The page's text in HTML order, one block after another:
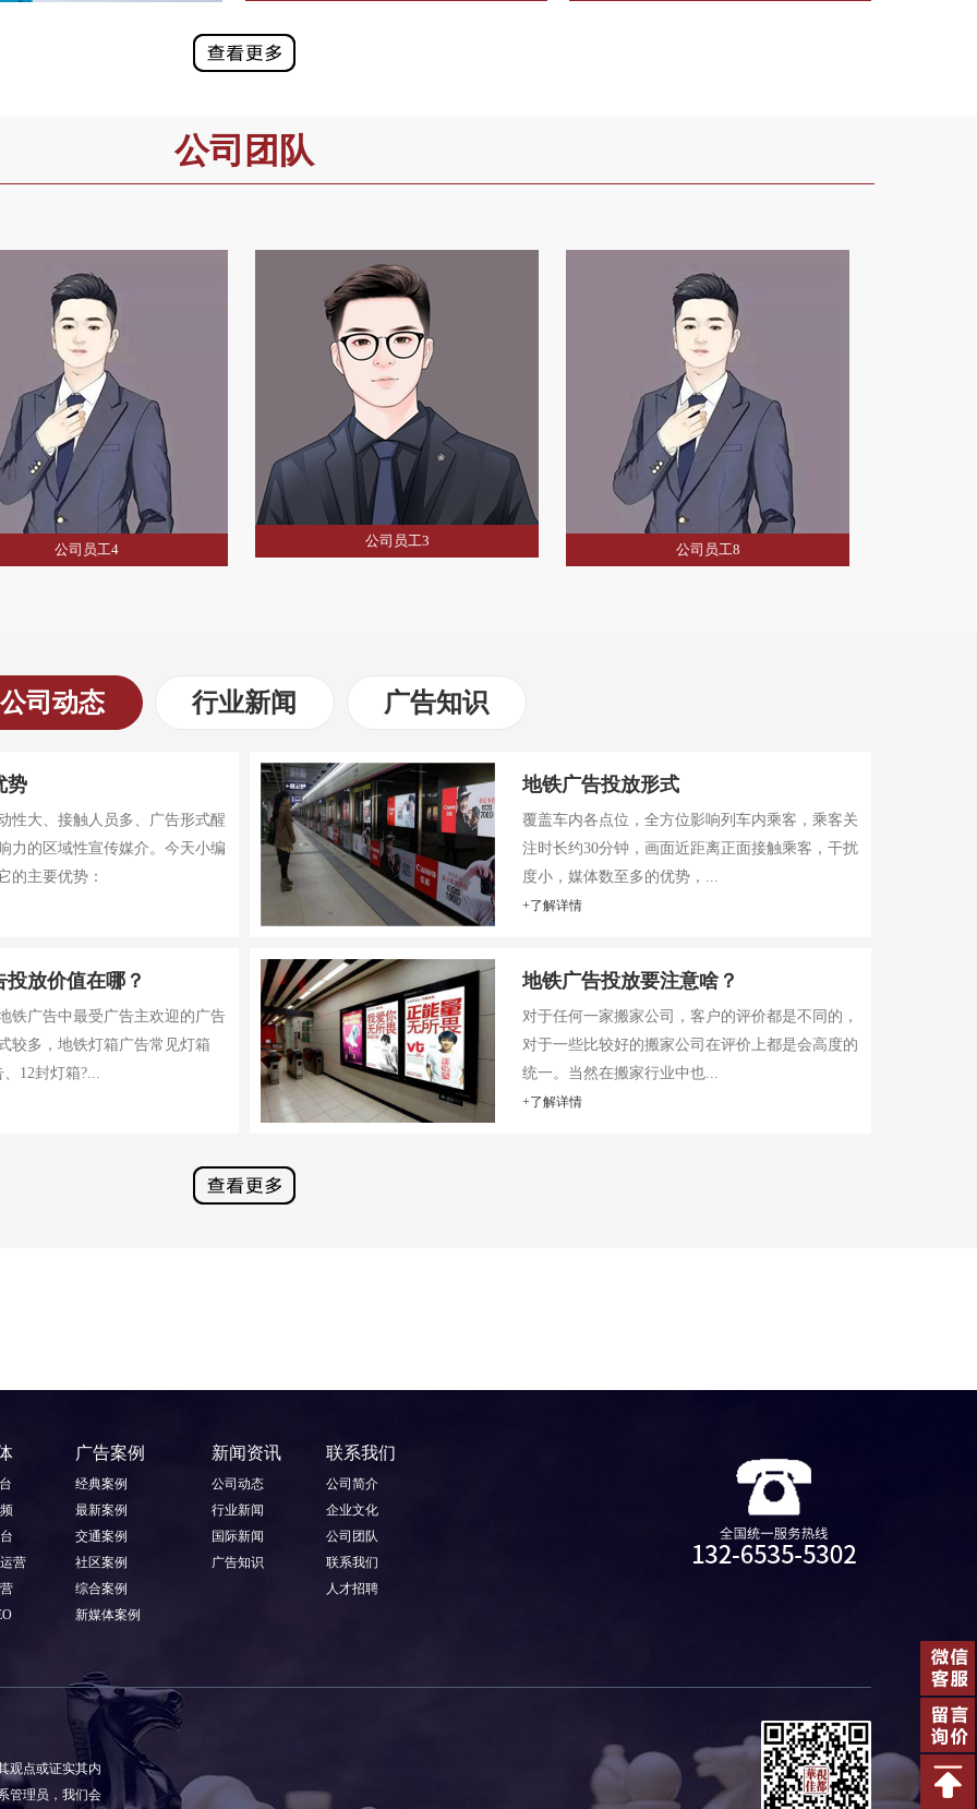
公司团队
公司动态 行业新闻 广告知识
势
性大、接触人员多、广告形式醒
力的区域性宣传媒介。今天小编
的主要优势：
地铁广告投放形式
覆盖车内各点位，全方位影响列车内乘客，乘客关
注时长约30分钟，画面近距离正面接触乘客，干扰
度小，媒体数至多的优势，...
+了解详情
放价值在哪？
铁广告中最受广告主欢迎的广告
较多，地铁灯箱广告常见灯箱
12封灯箱?...
地铁广告投放要注意啥？
对于任何一家搬家公司，客户的评价都是不同的，
对于一些比较好的搬家公司在评价上都是会高度的
统一。当然在搬家行业中也...
+了解详情
营
广告案例
经典案例
最新案例
交通案例
社区案例
综合案例
新媒体案例
新闻资讯
公司动态
行业新闻
国际新闻
广告知识
联系我们
公司简介
企业文化
公司团队
联系我们
人才招聘
观点或证实其内
管理员，我们会